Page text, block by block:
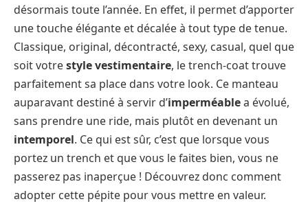
désormais toute l’année. En effet, il permet d’apporter
une touche élégante et décalée à tout type de tenue.
Classique, original, décontracté, sexy, casual, quel que
soit votrestyle vestimentaire, le trench-coat trouve
parfaitement sa place dans votre look. Ce manteau
auparavant destiné à servir d’imperméablea évolué,
sans prendre une ride, mais plutôt en devenant un
intemporel. Ce qui est sûr, c’est que lorsque vous
portez un trench et que vous le faites bien, vous ne
passerez pas inaperçue ! Découvrez donc comment
adopter cette pépite pour vous mettre en valeur.